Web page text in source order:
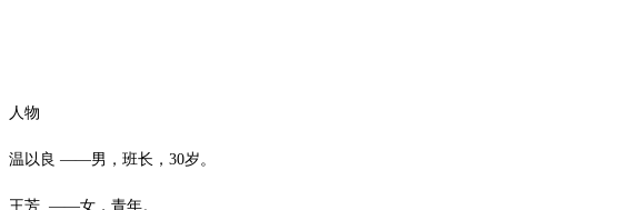
人物
温以良 ——男，班长，30岁。
王芳 ——女，青年。